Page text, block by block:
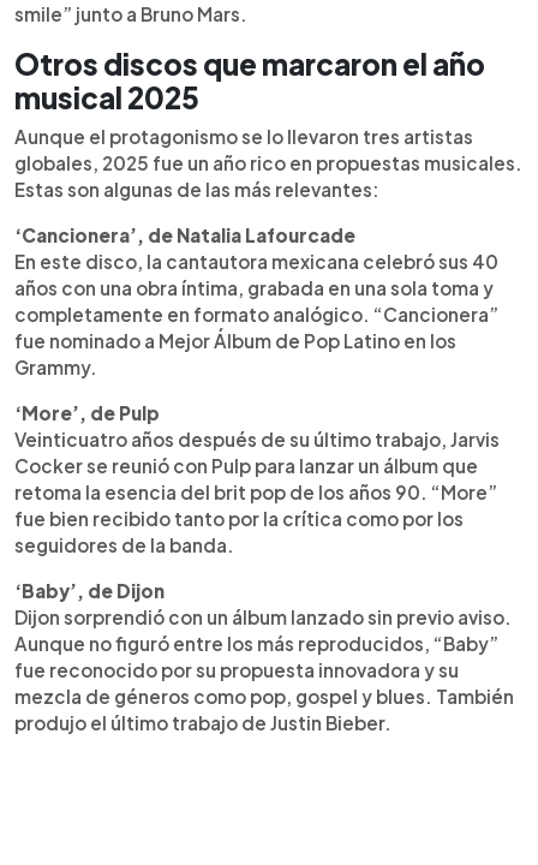
smile” junto a Bruno Mars.
Otros discos que marcaron el año
musical 2025
Aunque el protagonismo se lo llevaron tres artistas
globales, 2025 fue un año rico en propuestas musicales.
Estas son algunas de las más relevantes:
‘Cancionera’, de Natalia Lafourcade
En este disco, la cantautora mexicana celebró sus 40
años con una obra íntima, grabada en una sola toma y
completamente en formato analógico. “Cancionera”
fue nominado a Mejor Álbum de Pop Latino en los
Grammy.
‘More’, de Pulp
Veinticuatro años después de su último trabajo, Jarvis
Cocker se reunió con Pulp para lanzar un álbum que
retoma la esencia del brit pop de los años 90. “More”
fue bien recibido tanto por la crítica como por los
seguidores de la banda.
‘Baby’, de Dijon
Dijon sorprendió con un álbum lanzado sin previo aviso.
Aunque no figuró entre los más reproducidos, “Baby”
fue reconocido por su propuesta innovadora y su
mezcla de géneros como pop, gospel y blues. También
produjo el último trabajo de Justin Bieber.